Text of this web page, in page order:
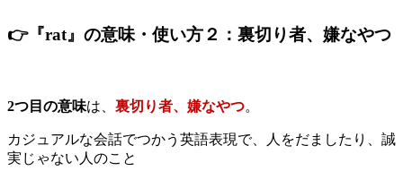
👉『rat』の意味・使い方２：裏切り者、嫌なやつ
2つ目の意味は、 裏切り者、嫌なやつ。
カジュアルな会話でつかう英語表現で、人をだましたり、誠
実じゃない人のこと